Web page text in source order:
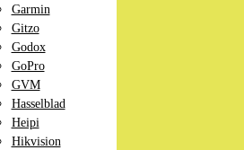
Garmin
Gitzo
Godox
GoPro
GVM
Hasselblad
Heipi
Hikvision